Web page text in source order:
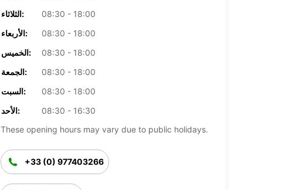
الثلاثاء:
08:30 - 18:00
الأربعاء:
08:30 - 18:00
الخميس:
08:30 - 18:00
الجمعة:
08:30 - 18:00
السبت:
08:30 - 18:00
الأحد:
08:30 - 16:30
These opening hours may vary due to public holidays.
+33 (0) 977403266